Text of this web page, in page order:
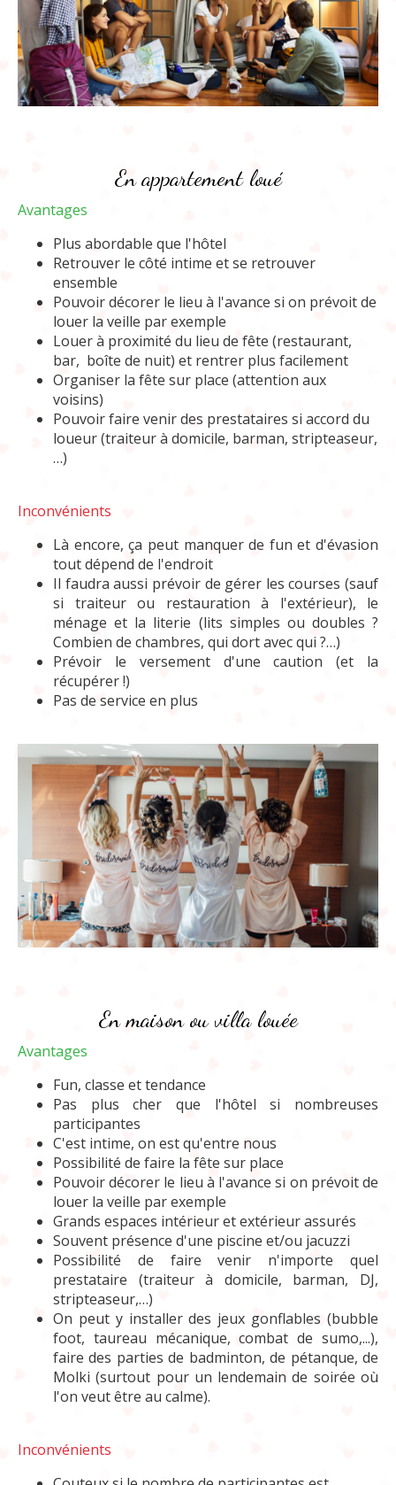
En appartement loué
Avantages
Plus abordable que l'hôtel
Retrouver le côté intime et se retrouver
ensemble
Pouvoir décorer le lieu à l'avance si on prévoit de
louer la veille par exemple
Louer à proximité du lieu de fête (restaurant,
bar, boîte de nuit) et rentrer plus facilement
Organiser la fête sur place (attention aux
voisins)
Pouvoir faire venir des prestataires si accord du
loueur (traiteur à domicile, barman, stripteaseur,
…)
Inconvénients
Là encore, ça peut manquer de fun et d'évasion
tout dépend de l'endroit
Il faudra aussi prévoir de gérer les courses (sauf
si traiteur ou restauration à l'extérieur), le
ménage et la literie (lits simples ou doubles ?
Combien de chambres, qui dort avec qui ?…)
Prévoir le versement d'une caution (et la
récupérer !)
Pas de service en plus
En maison ou villa louée
Avantages
Fun, classe et tendance
Pas plus cher que l'hôtel si nombreuses
participantes
C'est intime, on est qu'entre nous
Possibilité de faire la fête sur place
Pouvoir décorer le lieu à l'avance si on prévoit de
louer la veille par exemple
Grands espaces intérieur et extérieur assurés
Souvent présence d'une piscine et/ou jacuzzi
Possibilité de faire venir n'importe quel
prestataire (traiteur à domicile, barman, DJ,
stripteaseur,…)
On peut y installer des jeux gonflables (bubble
foot, taureau mécanique, combat de sumo,...),
faire des parties de badminton, de pétanque, de
Molki (surtout pour un lendemain de soirée où
l'on veut être au calme).
Inconvénients